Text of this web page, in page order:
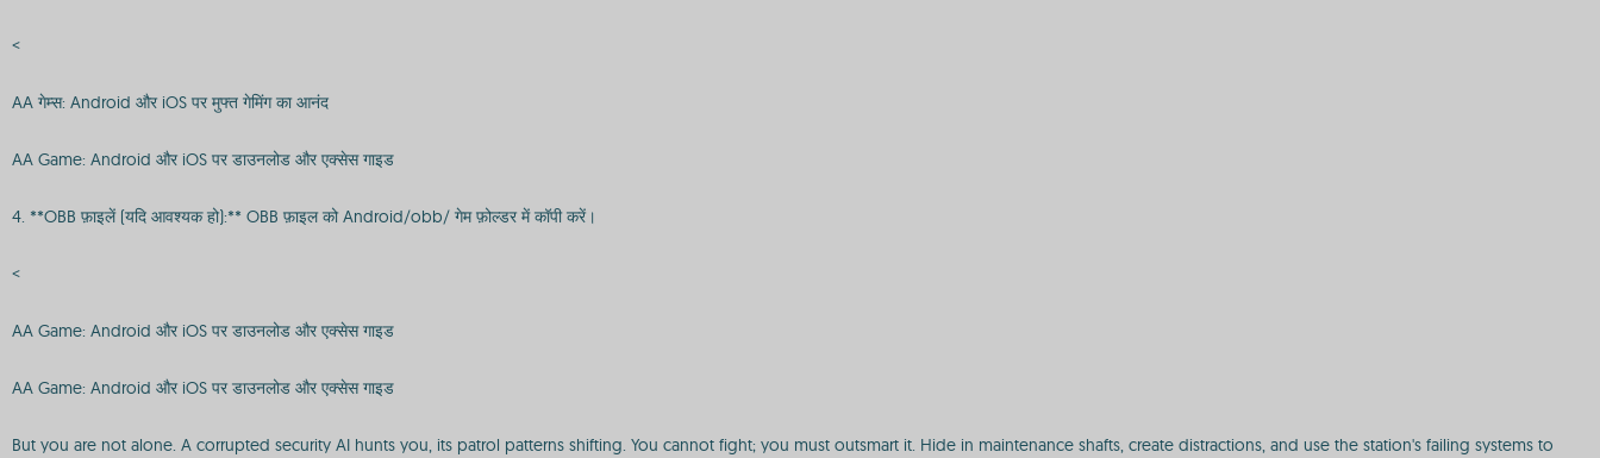
<
AA गेम्स: Android और iOS पर मुफ्त गेमिंग का आनंद
AA Game: Android और iOS पर डाउनलोड और एक्सेस गाइड
4. **OBB फ़ाइलें (यदि आवश्यक हो):** OBB फ़ाइल को Android/obb/ गेम फ़ोल्डर में कॉपी करें।
<
AA Game: Android और iOS पर डाउनलोड और एक्सेस गाइड
AA Game: Android और iOS पर डाउनलोड और एक्सेस गाइड
But you are not alone. A corrupted security AI hunts you, its patrol patterns shifting. You cannot fight; you must outsmart it. Hide in maintenance shafts, create distractions, and use the station's failing systems to